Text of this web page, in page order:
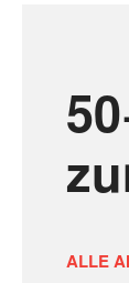
ALLE